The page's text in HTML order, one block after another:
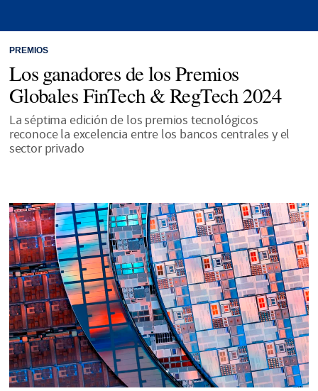
PREMIOS
Los ganadores de los Premios
Globales FinTech & RegTech 2024
La séptima edición de los premios tecnológicos
reconoce la excelencia entre los bancos centrales y el
sector privado